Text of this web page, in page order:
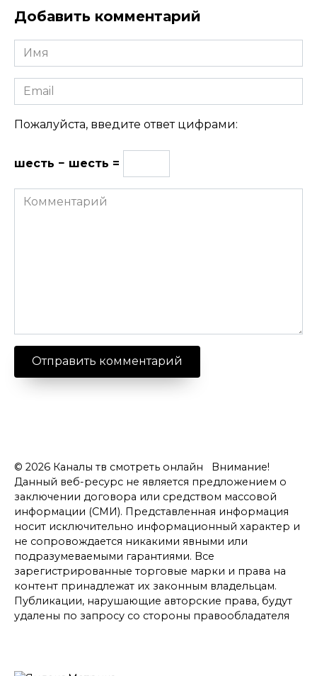
Добавить комментарий
Имя
Email
Пожалуйста, введите ответ цифрами:
шесть − шесть =
Комментарий
© 2026 Каналы тв смотреть онлайн Внимание!
Данный веб-ресурс не является предложением о
заключении договора или средством массовой
информации (СМИ). Представленная информация
носит исключительно информационный характер и
не сопровождается никакими явными или
подразумеваемыми гарантиями. Все
зарегистрированные торговые марки и права на
контент принадлежат их законным владельцам.
Публикации, нарушающие авторские права, будут
удалены по запросу со стороны правообладателя